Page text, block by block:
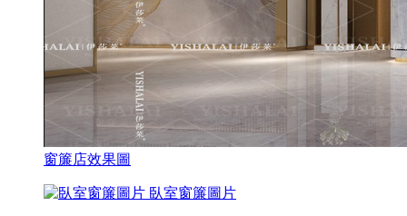
窗簾店效果圖
臥室窗簾圖片